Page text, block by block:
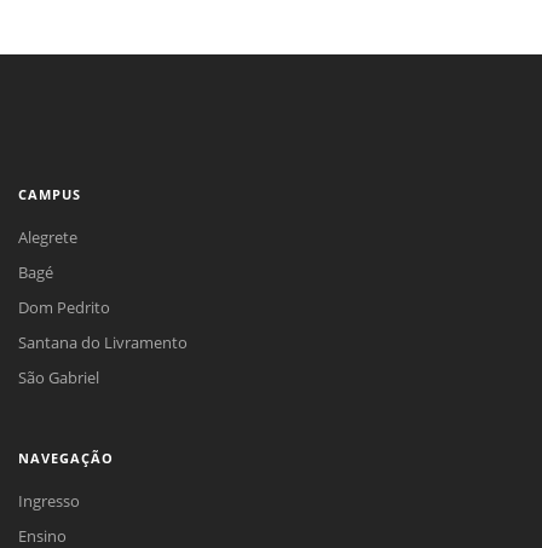
CAMPUS
Alegrete
Bagé
Dom Pedrito
Santana do Livramento
São Gabriel
NAVEGAÇÃO
Ingresso
Ensino